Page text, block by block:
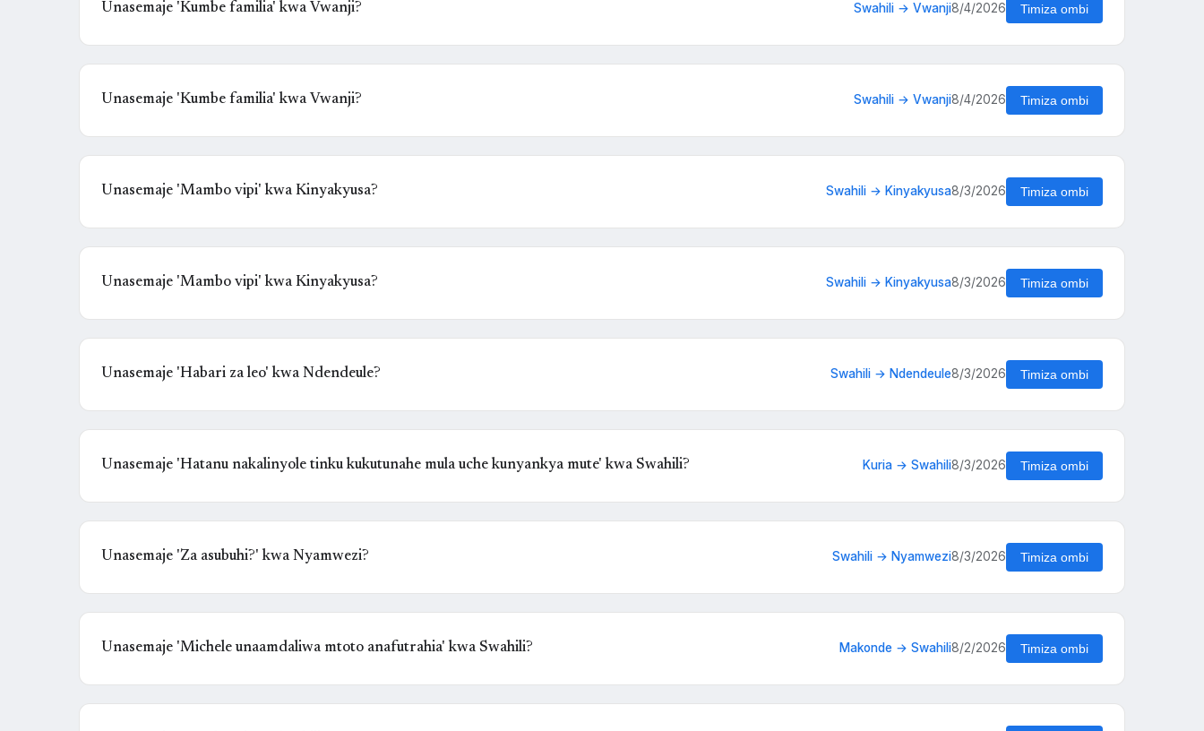
Unasemaje 'Kumbe familia' kwa Vwanji? Swahili → Vwanji8/4/2026 Timiza ombi
Unasemaje 'Kumbe familia' kwa Vwanji? Swahili → Vwanji8/4/2026 Timiza ombi
Unasemaje 'Mambo vipi' kwa Kinyakyusa? Swahili → Kinyakyusa8/3/2026 Timiza ombi
Unasemaje 'Mambo vipi' kwa Kinyakyusa? Swahili → Kinyakyusa8/3/2026 Timiza ombi
Unasemaje 'Habari za leo' kwa Ndendeule? Swahili → Ndendeule8/3/2026 Timiza ombi
Unasemaje 'Hatanu nakalinyole tinku kukutunahe mula uche kunyankya mute' kwa Swahili? Kuria → Swahili8/3/2026 Timiza ombi
Unasemaje 'Za asubuhi?' kwa Nyamwezi? Swahili → Nyamwezi8/3/2026 Timiza ombi
Unasemaje 'Michele unaamdaliwa mtoto anafutrahia' kwa Swahili? Makonde → Swahili8/2/2026 Timiza ombi